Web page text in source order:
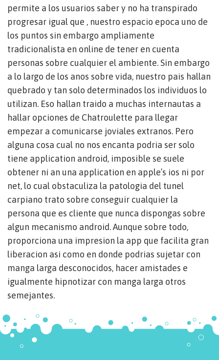
permite a los usuarios saber y no ha transpirado
progresar igual que , nuestro espacio epoca uno de
los puntos sin embargo ampliamente
tradicionalista en online de tener en cuenta
personas sobre cualquier el ambiente. Sin embargo
a lo largo de los anos sobre vida, nuestro pais hallan
quebrado y tan solo determinados los individuos lo
utilizan. Eso hallan traido a muchas internautas a
hallar opciones de Chatroulette para llegar
empezar a comunicarse joviales extranos. Pero
alguna cosa cual no nos encanta podri­a ser solo
tiene application android, imposible se suele
obtener ni an una application en apple’s ios ni por
net, lo cual obstaculiza la patologi­a del tunel
carpiano trato sobre conseguir cualquier la
persona que es cliente que nunca dispongas sobre
algun mecanismo android. Aunque sobre todo,
proporciona una impresion la app que facilita gran
liberacion asi­ como en donde podrias sujetar con
manga larga desconocidos, hacer amistades e
igualmente hipnotizar con manga larga otros
semejantes.